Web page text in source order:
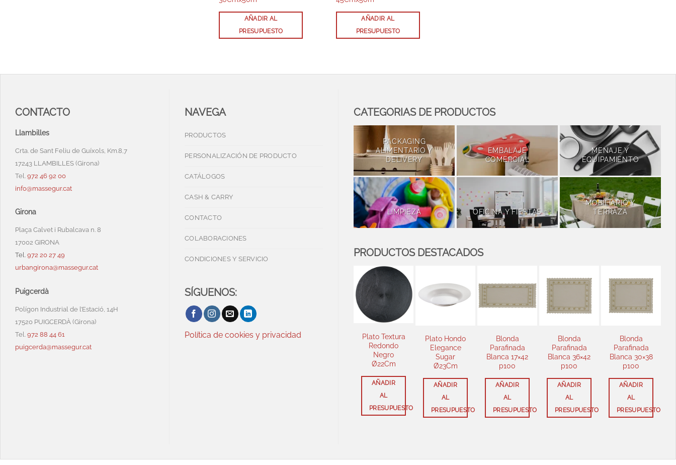
AÑADIR AL
PRESUPUESTO
AÑADIR AL
PRESUPUESTO
CONTACTO
Llambilles
Crta. de Sant Feliu de Guíxols, Km.8,7
17243 LLAMBILLES (Girona)
Tel. 972 46 92 00
info@massegur.cat
Girona
Plaça Calvet i Rubalcava n. 8
17002 GIRONA
Tel. 972 20 27 49
urbangirona@massegur.cat
Puigcerdà
Polígon Industrial de l’Estació, 14H
17520 PUIGCERDÀ (Girona)
Tel. 972 88 44 61
puigcerda@massegur.cat
NAVEGA
PRODUCTOS
PERSONALIZACIÓN DE PRODUCTO
CATÁLOGOS
CASH & CARRY
CONTACTO
COLABORACIONES
CONDICIONES Y SERVICIO
SÍGUENOS:
Política de cookies y privacidad
CATEGORIAS DE PRODUCTOS
PACKAGING
ALIMENTARIO Y
DELIVERY
EMBALAJE
COMERCIAL
MENAJE Y
EQUIPAMIENTO
LIMPIEZA OFICINA Y FIESTAS
MOBILIARIO Y
TERRAZA
PRODUCTOS DESTACADOS
Plato Textura
Redondo
Ø22Cm
AÑADIR
PRESUPUESTO
Plato Hondo
Elegance
Ø23Cm
AÑADIR
PRESUPUESTO
Blonda
Parafinada
Blanca 17×42
AÑADIR
PRESUPUESTO
Blonda
Parafinada
Blanca 36×42
AÑADIR
PRESUPUESTO
Blonda
Parafinada
Blanca 30×38
AÑADIR
PRESUPUESTO
Blanca